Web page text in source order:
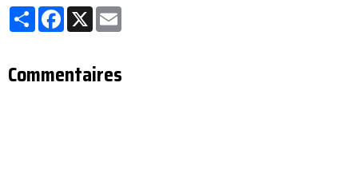
Partager
Facebook
X
Commentaires